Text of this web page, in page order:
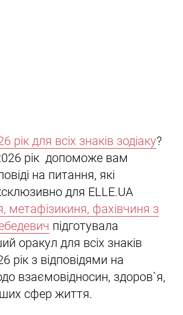
рік для всіх знаків зодіаку?
рік допоможе вам
на питання, які
для ELLE.UA
метафізикиня, фахівчиня з
підготувала
оракул для всіх знаків
рік з відповідями на
взаємовідносин, здоров`я,
сфер життя.